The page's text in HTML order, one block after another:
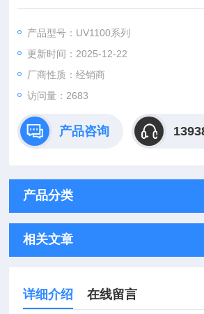
业，制药工业，质量检验，环境保护等方
产品型号：UV1100系列
更新时间：2025-12-22
厂商性质：经销商
访问量：2683
产品咨询
产品分类
相关文章
详细介绍 在线留言